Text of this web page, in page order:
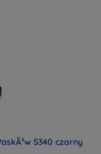
S340 czarny